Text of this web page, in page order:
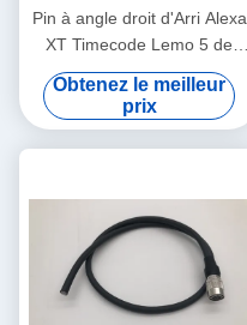
Pin à angle droit d'Arri Alexa
XT Timecode Lemo 5 de
câble de connexion de
caméra à Jack 3.5mm
Obtenez le meilleur
prix